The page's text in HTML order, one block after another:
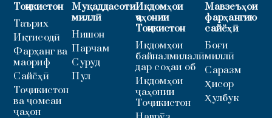
Тоҷикистон
Таърих
Иқтисодӣ
Фарҳанг ва
маориф
Сайёҳӣ
Тоҷикистон
ва ҷомеаи
ҷаҳон
Муқаддасоти
миллӣ
Нишон
Парчам
Суруд
Пул
Иқдомҳои
ҷаҳонии
Тоҷикистон
Иқдомҳои
байналмилалӣ
дар соҳаи об
Иқдомҳои
ҷаҳонии
Тоҷикистон
Мавзеъҳои
фарҳангию
сайёҳӣ
Боғи
миллӣ
Саразм
Ҳисор
Ҳулбук